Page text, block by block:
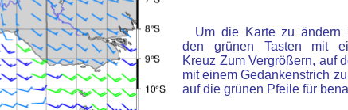
Um die Karte zu ändern
den grünen Tasten mit
Kreuz Zum Vergrößern, auf
mit einem Gedankenstrich
auf die grünen Pfeile für